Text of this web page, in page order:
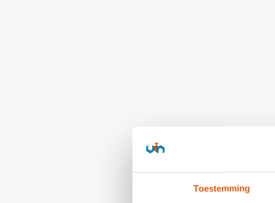
Toestemming